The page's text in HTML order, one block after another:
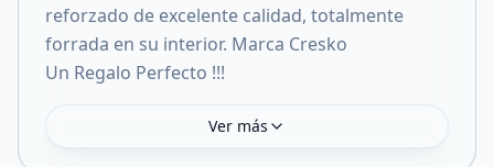
reforzado de excelente calidad, totalmente
forrada en su interior. Marca Cresko
Ver más